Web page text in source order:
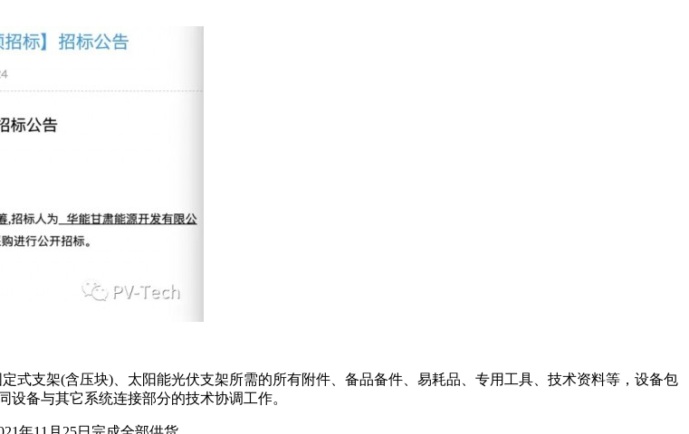
式支架(含压块)、太阳能光伏支架所需的所有附件、备品备件、易耗品、专用工具、技术资料等，设备包
备与其它系统连接部分的技术协调工作。